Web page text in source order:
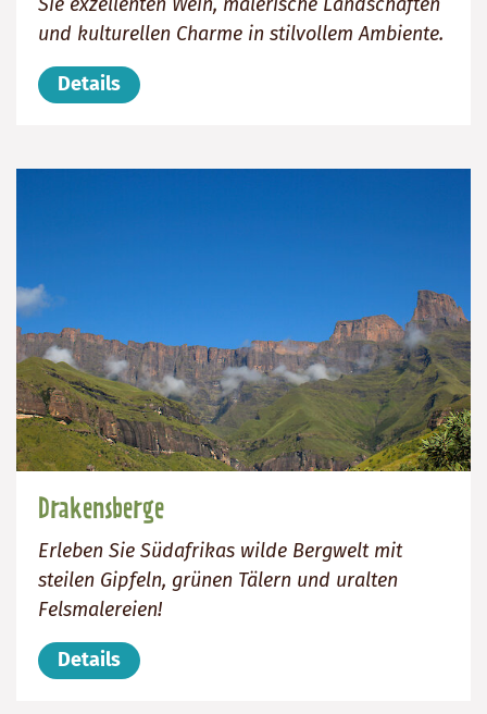
und kulturellen Charme in stilvollem Ambiente.
Details
Drakensberge
Erleben Sie Südafrikas wilde Bergwelt mit
steilen Gipfeln, grünen Tälern und uralten
Felsmalereien!
Details